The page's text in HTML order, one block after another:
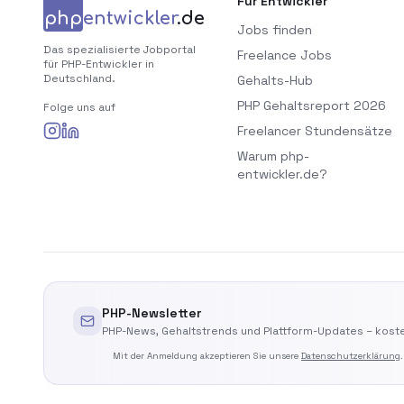
phpentwickler.de
Das spezialisierte Jobportal
für PHP-Entwickler in
Deutschland.
Folge uns auf
Jobs finden
Freelance Jobs
Gehalts-Hub
PHP Gehaltsreport 2026
Freelancer Stundensätze
Warum php-
entwickler.de?
PHP-Newsletter
PHP-News, Gehaltstrends und Plattform-Updates –
Mit der Anmeldung akzeptieren Sie unsere Datenschutzerklärung.